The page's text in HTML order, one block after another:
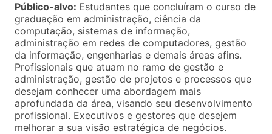
Público-alvo: Estudantes que concluíram o curso de
graduação em administração, ciência da
computação, sistemas de informação,
administração em redes de computadores, gestão
da informação, engenharias e demais áreas afins.
Profissionais que atuam no ramo de gestão e
administração, gestão de projetos e processos que
desejam conhecer uma abordagem mais
aprofundada da área, visando seu desenvolvimento
profissional. Executivos e gestores que desejem
melhorar a sua visão estratégica de negócios.